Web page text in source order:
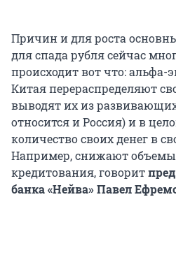
Причин и для роста
для спада рубля сейчас
происходит вот что:
Китая перераспределяют
выводят их из
относится и Россия) и в
количество своих денег в
Например, снижают объемы
кредитования, говорит
банка «Нейва» Павел